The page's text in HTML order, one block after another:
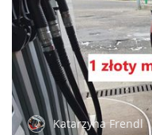
Katarzyna Frendl